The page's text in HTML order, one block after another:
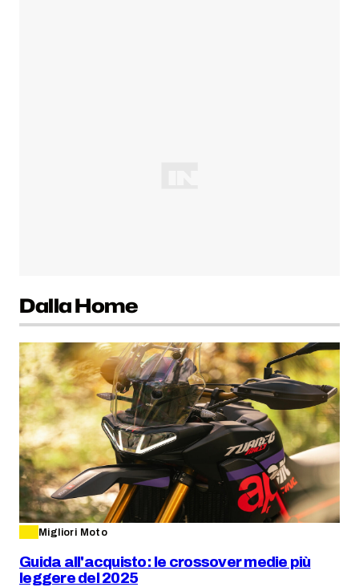
Dalla Home
Migliori Moto
Guida all'acquisto: le crossover medie più
leggere del 2025